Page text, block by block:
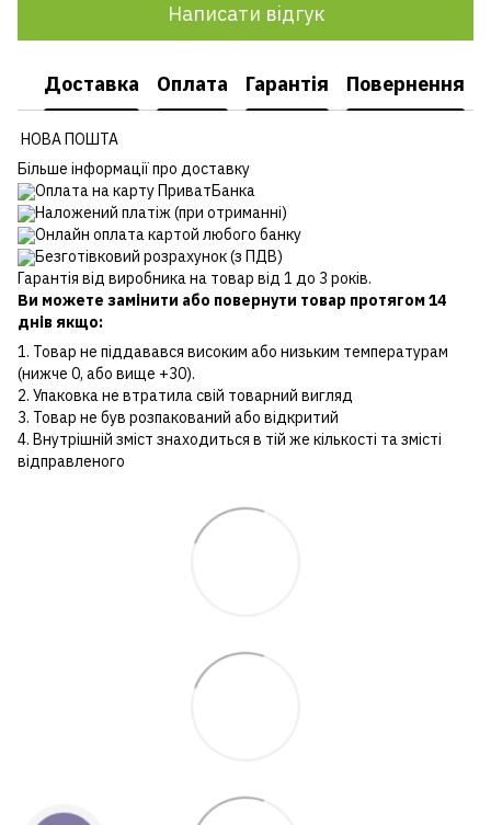
Написати відгук
Доставка Оплата Гарантія Повернення
НОВА ПОШТА
Більше інформації про доставку
Оплата на карту ПриватБанка
Наложений платіж (при отриманні)
Онлайн оплата картой любого банку
Безготівковий розрахунок (з ПДВ)
Гарантія від виробника на товар від 1 до 3 років.
Ви можете замінити або повернути товар протягом 14
днів якщо:
1. Товар не піддавався високим або низьким температурам
(нижче 0, або вище +30).
2. Упаковка не втратила свій товарний вигляд
3. Товар не був розпакований або відкритий
4. Внутрішній зміст знаходиться в тій же кількості та змісті
відправленого